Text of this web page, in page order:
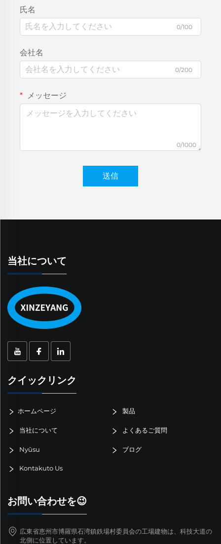
氏名
0/100
会社名
0/200
メッセージ
0/1000
送信
当社について
クイックリンク
ホームページ 製品
当社について よくあるご質問
Nyūsu ブログ
Kontakuto Us
お問い合わせを😉
広東省恵州市博羅県石湾鎮鉄場村委員会の工場建物は、科技大道の
北側に位置しています。